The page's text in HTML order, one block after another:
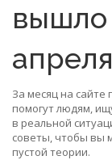
вышло
За месяц на сайте
помогут людям,
в реальной
советы, чтобы вы
пустой теории.